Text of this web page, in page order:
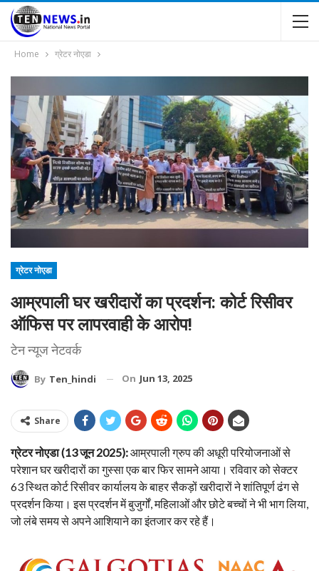
Home ग्रेटर नोएडा
ग्रेटर नोएडा
आम्रपाली घर खरीदारों का प्रदर्शन: कोर्ट रिसीवर
ऑफिस पर लापरवाही के आरोप!
टेन न्यूज नेटवर्क
By Ten_hindi On Jun 13, 2025
Share
ग्रेटर नोएडा (13 जून 2025):आम्रपाली ग्रुप की अधूरी परियोजनाओं से
परेशान घर खरीदारों का गुस्सा एक बार फिर सामने आया। रविवार को सेक्टर
63 स्थित कोर्ट रिसीवर कार्यालय के बाहर सैकड़ों खरीदारों ने शांतिपूर्ण ढंग से
प्रदर्शन किया। इस प्रदर्शन में बुजुर्गों, महिलाओं और छोटे बच्चों ने भी भाग लिया,
जो लंबे समय से अपने आशियाने का इंतजार कर रहे हैं।